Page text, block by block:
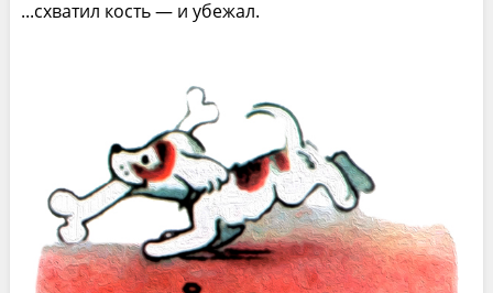
...схватил кость — и убежал.